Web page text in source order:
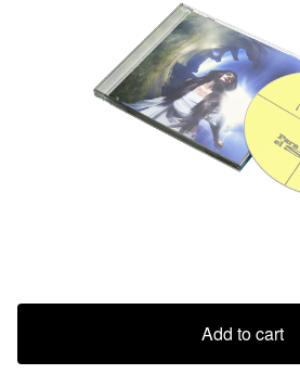
Add to cart